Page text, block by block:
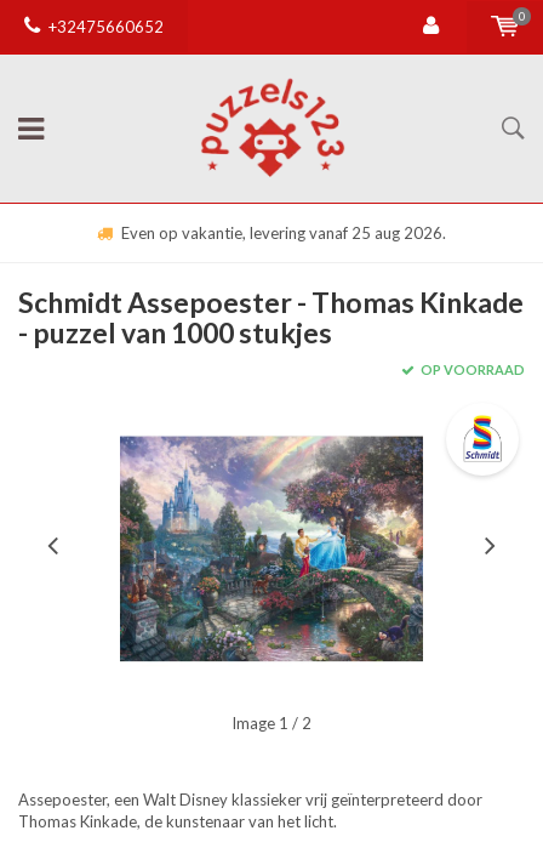
+32475660652
0
Even op vakantie, levering vanaf 25 aug 2026.
Schmidt Assepoester - Thomas Kinkade
- puzzel van 1000 stukjes
OP VOORRAAD
Image 1 / 2
Assepoester, een Walt Disney klassieker vrij geïnterpreteerd door
Thomas Kinkade, de kunstenaar van het licht.